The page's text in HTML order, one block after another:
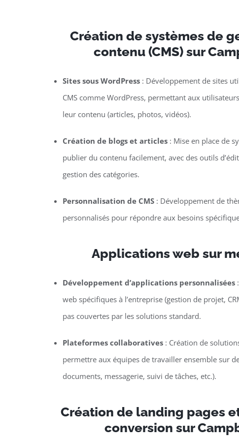
Création de systèmes de
contenu (CMS) sur
Sites sous WordPress: Développement de sites
CMS comme WordPress, permettant aux
leur contenu (articles, photos, vidéos).
Création de blogs et articles: Mise en place de
publier du contenu facilement, avec des outils
gestion des catégories.
Personnalisation de CMS: Développement de
personnalisés pour répondre aux besoins
Applications web sur
Développement d’applications personnalisées:
web spécifiques à l’entreprise (gestion de projet,
pas couvertes par les solutions standard.
Plateformes collaboratives: Création de
permettre aux équipes de travailler ensemble sur
documents, messagerie, suivi de tâches, etc.).
Création de landing pages
conversion sur